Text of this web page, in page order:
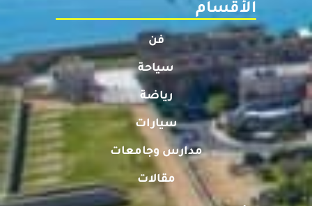
الأقسام
فن
سياحة
رياضة
سيارات
مدارس وجامعات
مقالات